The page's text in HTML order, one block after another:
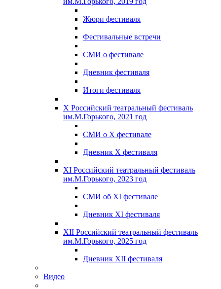
Жюри фестиваля
Фестивальные встречи
СМИ о фестивале
Дневник фестиваля
Итоги фестиваля
X Российский театральный фестиваль
им.М.Горького, 2021 год
СМИ о X фестивале
Дневник X фестиваля
XI Российский театральный фестиваль
им.М.Горького, 2023 год
СМИ об XI фестивале
Дневник XI фестиваля
XII Российский театральный фестиваль
им.М.Горького, 2025 год
Дневник XII фестиваля
Видео